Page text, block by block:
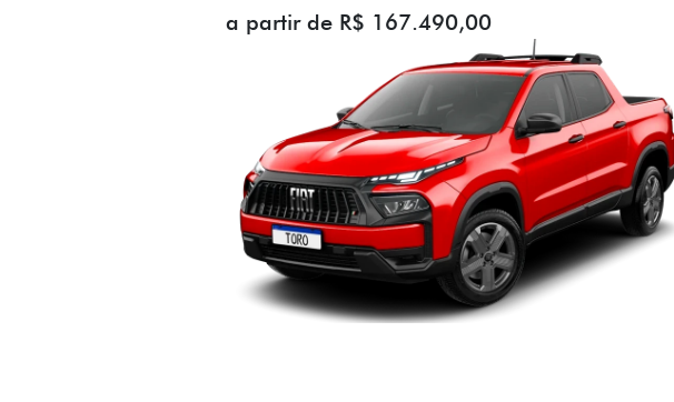
a partir de R$ 167.490,00